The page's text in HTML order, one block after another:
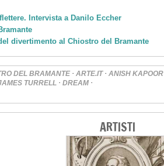
Intervista a Danilo Eccher
divertimento al Chiostro del Bramante
DEL BRAMANTE · ARTE.IT· ANISH KAPOOR
TURRELL · DREAM ·
ARTISTI